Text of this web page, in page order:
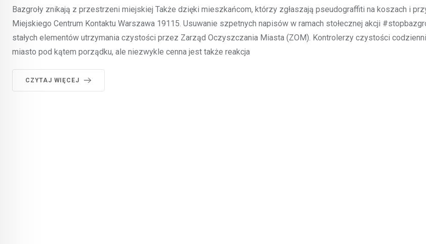
Bazgroły znikają z przestrzeni miejskiej Także dzięki mieszkańcom, którzy zgłaszają pseudograffiti na koszach i
Miejskiego Centrum Kontaktu Warszawa 19115. Usuwanie szpetnych napisów w ramach stołecznej akcji
stałych elementów utrzymania czystości przez Zarząd Oczyszczania Miasta (ZOM). Kontrolerzy czystości
miasto pod kątem porządku, ale niezwykle cenna jest także reakcja
CZYTAJ WIĘCEJ